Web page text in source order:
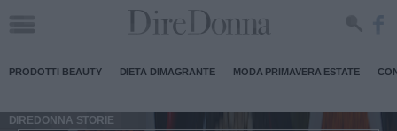
PRODOTTI BEAUTY DIETA DIMAGRANTE MODA PRIMAVERA ESTATE
DIREDONNA STORIE